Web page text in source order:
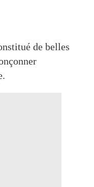
de belles